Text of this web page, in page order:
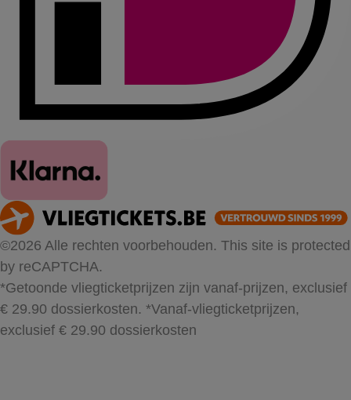
©2026 Alle rechten voorbehouden. This site is protected
by reCAPTCHA.
*Getoonde vliegticketprijzen zijn vanaf-prijzen, exclusief
€ 29.90 dossierkosten. *Vanaf-vliegticketprijzen,
exclusief € 29.90 dossierkosten